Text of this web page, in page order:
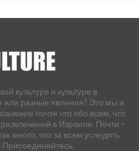
культуре и культуре в
или разные явления? Это мы и
почти что обо всем, что
в Израиле. Почти -
много, что за всем уследить